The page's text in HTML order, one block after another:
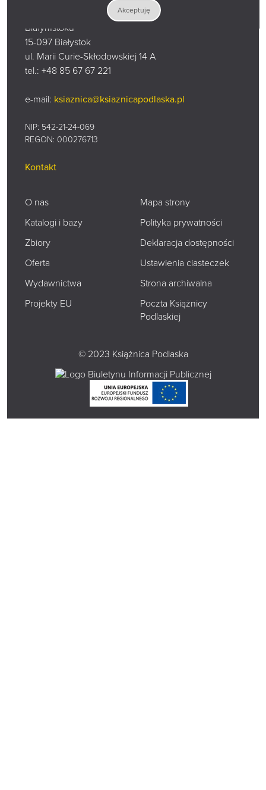
Akceptuję
Książnica Podlaska im. Łukasza Górnickiego w
Białymstoku
15-097 Białystok
ul. Marii Curie-Skłodowskiej 14 A
tel.: +48 85 67 67 221
e-mail: ksiaznica@ksiaznicapodlaska.pl
NIP: 542-21-24-069
REGON: 000276713
Kontakt
O nas
Katalogi i bazy
Zbiory
Oferta
Wydawnictwa
Projekty EU
Mapa strony
Polityka prywatności
Deklaracja dostępności
Ustawienia ciasteczek
Strona archiwalna
Poczta Książnicy
Podlaskiej
© 2023 Książnica Podlaska